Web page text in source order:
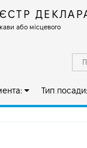
або місцевого
Тип посади: